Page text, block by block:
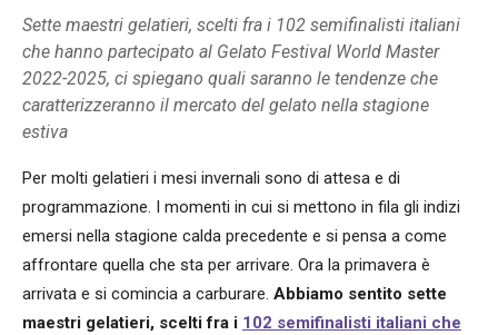
Sette maestri gelatieri, scelti fra i 102 semifinalisti italiani
che hanno partecipato al Gelato Festival World Master
2022-2025, ci spiegano quali saranno le tendenze che
caratterizzeranno il mercato del gelato nella stagione
estiva
Per molti gelatieri i mesi invernali sono di attesa e di
programmazione. I momenti in cui si mettono in fila gli indizi
emersi nella stagione calda precedente e si pensa a come
affrontare quella che sta per arrivare. Ora la primavera è
arrivata e si comincia a carburare. Abbiamo sentito sette
maestri gelatieri, scelti fra i 102 semifinalisti italiani che